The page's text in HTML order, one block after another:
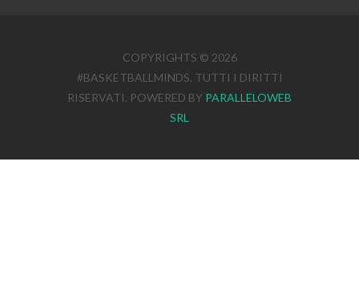
COPYRIGHTS © 2026
#BASKETBALLMINDS. TUTTI I DIRITTI
RISERVATI. POWERED BY PARALLELOWEB
SRL